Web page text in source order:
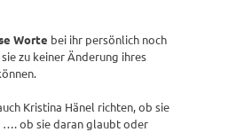
Worte bei ihr persönlich noch
zu keiner Änderung ihres
Kristina Hänel richten, ob sie
ob sie daran glaubt oder